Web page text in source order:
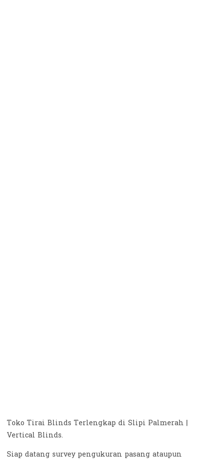
Toko Tirai Blinds Terlengkap di Slipi Palmerah |
Vertical Blinds.
Siap datang survey pengukuran pasang ataupun